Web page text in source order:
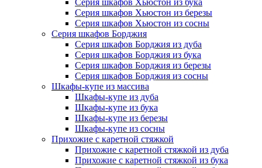
Серия шкафов Хьюстон из бука
Серия шкафов Хьюстон из березы
Серия шкафов Хьюстон из сосны
Серия шкафов Борджия
Серия шкафов Борджия из дуба
Серия шкафов Борджия из бука
Серия шкафов Борджия из березы
Серия шкафов Борджия из сосны
Шкафы-купе из массива
Шкафы-купе из дуба
Шкафы-купе из бука
Шкафы-купе из березы
Шкафы-купе из сосны
Прихожие с каретной стяжкой
Прихожие с каретной стяжкой из дуба
Прихожие с каретной стяжкой из бука